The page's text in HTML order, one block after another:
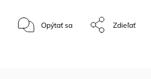
Opýtať sa Zdieľať